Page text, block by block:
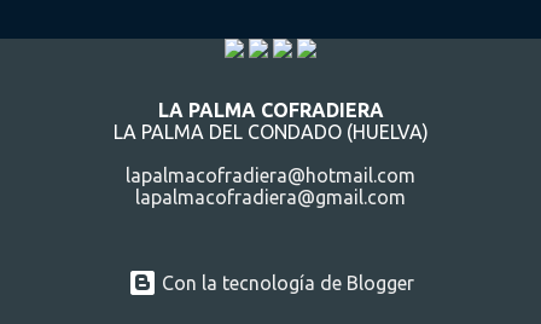
LA PALMA COFRADIERA
LA PALMA DEL CONDADO (HUELVA)
lapalmacofradiera@hotmail.com
lapalmacofradiera@gmail.com
Con la tecnología de Blogger